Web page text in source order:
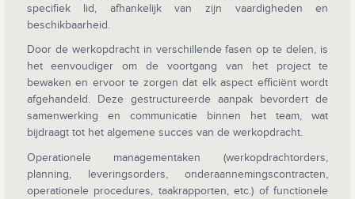
specifiek lid, afhankelijk van zijn vaardigheden en
beschikbaarheid.
Door de werkopdracht in verschillende fasen op te delen, is
het eenvoudiger om de voortgang van het project te
bewaken en ervoor te zorgen dat elk aspect efficiënt wordt
afgehandeld. Deze gestructureerde aanpak bevordert de
samenwerking en communicatie binnen het team, wat
bijdraagt tot het algemene succes van de werkopdracht.
Operationele managementaken (werkopdrachtorders,
planning, leveringsorders, onderaannemingscontracten,
operationele procedures, taakrapporten, etc.) of functionele